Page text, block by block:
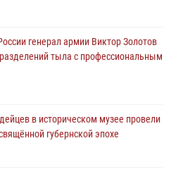
генерал армии Виктор Золотов
тыла с профессиональным
в историческом музее провели
губернской эпохе